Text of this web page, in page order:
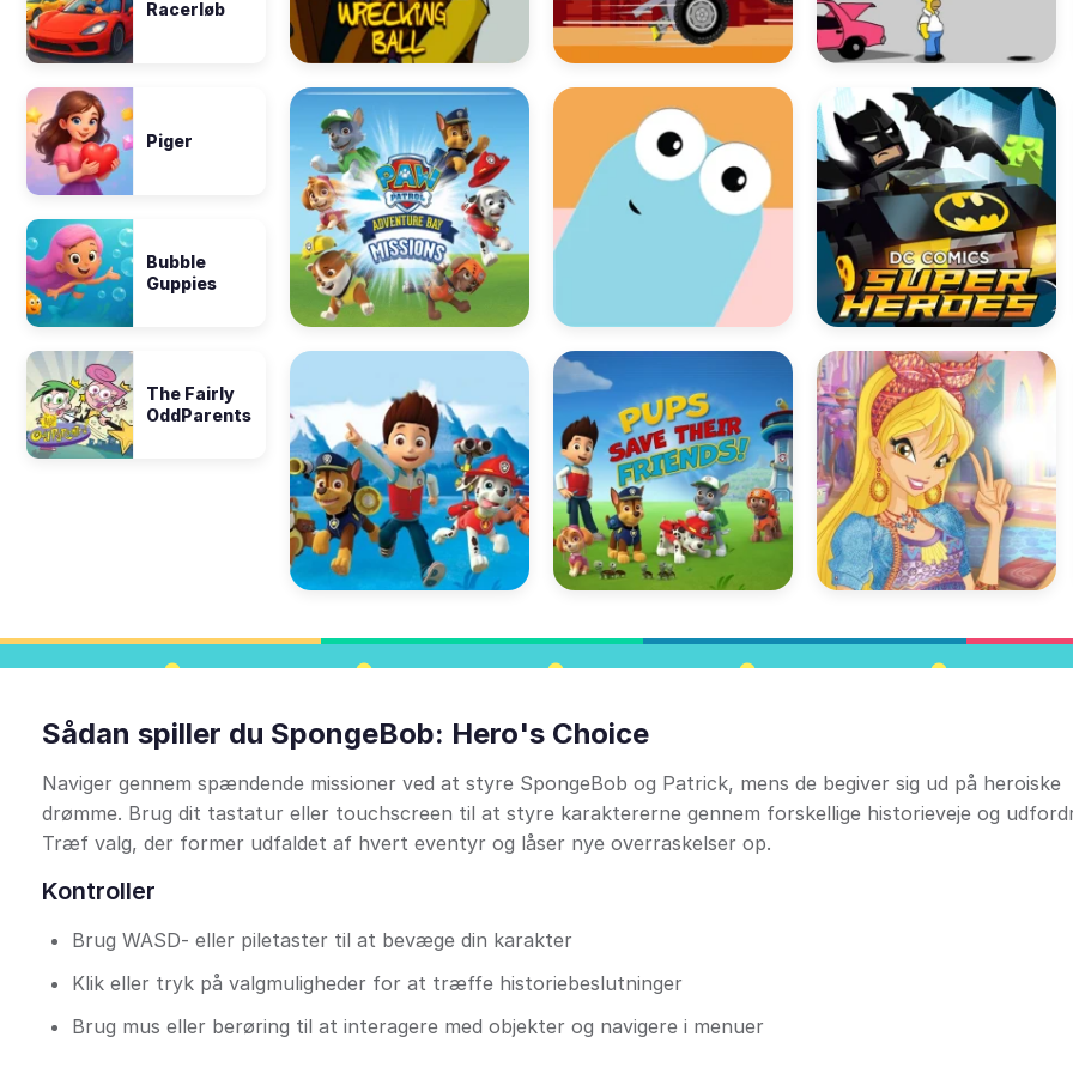
Racerløb
Piger
Bubble
Guppies
The Fairly
OddParents
Sådan spiller du SpongeBob: Hero's Choice
Naviger gennem spændende missioner ved at styre SpongeBob og Patrick, mens de begiver sig ud på heroiske
drømme. Brug dit tastatur eller touchscreen til at styre karaktererne gennem forskellige historieveje og
Træf valg, der former udfaldet af hvert eventyr og låser nye overraskelser op.
Kontroller
Brug WASD- eller piletaster til at bevæge din karakter
Klik eller tryk på valgmuligheder for at træffe historiebeslutninger
Brug mus eller berøring til at interagere med objekter og navigere i menuer